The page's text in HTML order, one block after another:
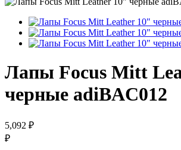
Лапы Focus Mitt
черные adiBAC012
5,092 ₽
₽